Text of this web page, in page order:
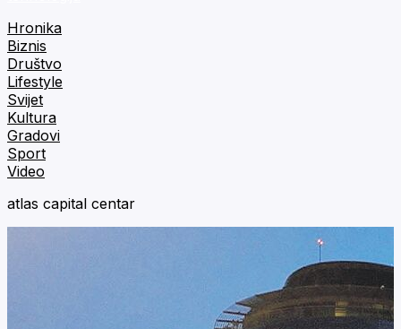
Hronika
Biznis
Društvo
Lifestyle
Svijet
Kultura
Gradovi
Sport
Video
atlas capital centar